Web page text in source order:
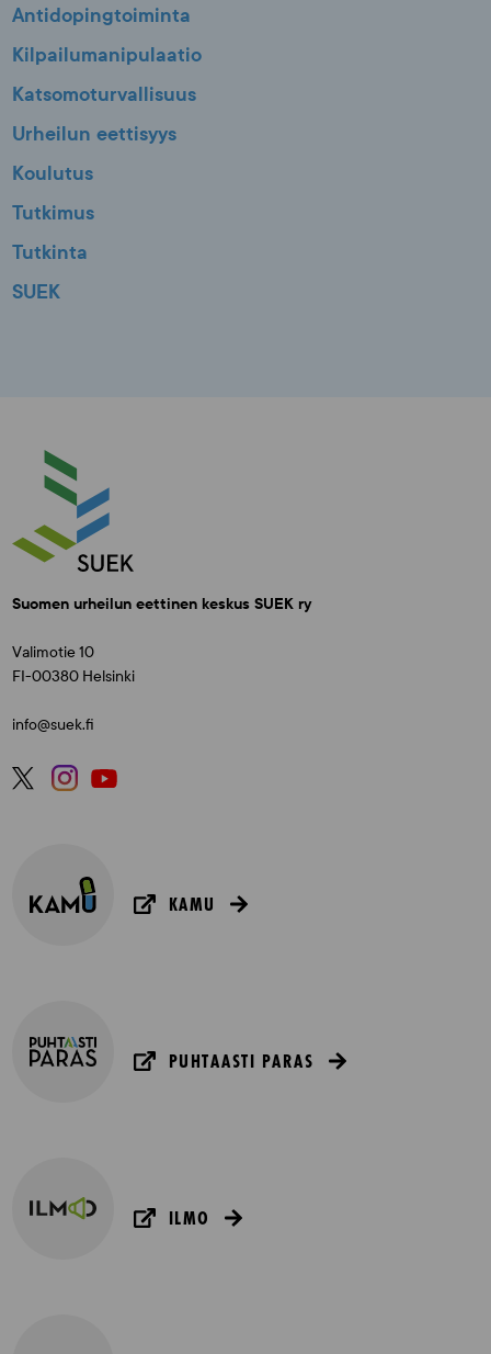
Antidopingtoiminta
Kilpailumanipulaatio
Katsomoturvallisuus
Urheilun eettisyys
Koulutus
Tutkimus
Tutkinta
SUEK
Suomen urheilun eettinen keskus SUEK ry
Valimotie 10
FI-00380 Helsinki
info@suek.fi
KAMU
PUHTAASTI PARAS
ILMO